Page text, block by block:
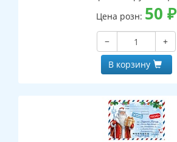
Цена розн: 50 ₽
−
+
В корзину